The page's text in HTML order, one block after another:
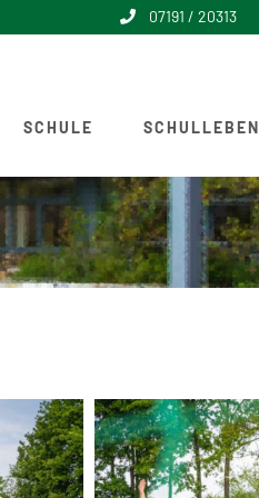
07191 / 20313
SCHULE SCHULLEBEN